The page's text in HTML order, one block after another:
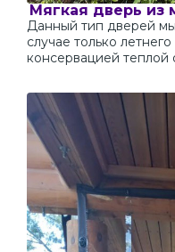
Мягкая дверь из
Данный тип дверей
случае только
консервацией теплой